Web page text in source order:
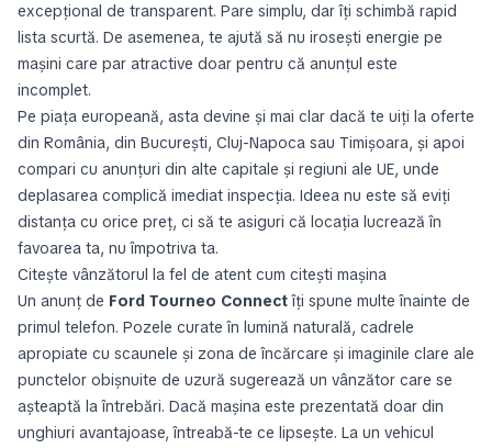
excepțional de transparent. Pare simplu, dar îți schimbă rapid
lista scurtă. De asemenea, te ajută să nu irosești energie pe
mașini care par atractive doar pentru că anunțul este
incomplet.
Pe piața europeană, asta devine și mai clar dacă te uiți la oferte
din România, din București, Cluj-Napoca sau Timișoara, și apoi
compari cu anunțuri din alte capitale și regiuni ale UE, unde
deplasarea complică imediat inspecția. Ideea nu este să eviți
distanța cu orice preț, ci să te asiguri că locația lucrează în
favoarea ta, nu împotriva ta.
Citește vânzătorul la fel de atent cum citești mașina
Un anunț de Ford Tourneo Connectîți spune multe înainte de
primul telefon. Pozele curate în lumină naturală, cadrele
apropiate cu scaunele și zona de încărcare și imaginile clare ale
punctelor obișnuite de uzură sugerează un vânzător care se
așteaptă la întrebări. Dacă mașina este prezentată doar din
unghiuri avantajoase, întreabă-te ce lipsește. La un vehicul